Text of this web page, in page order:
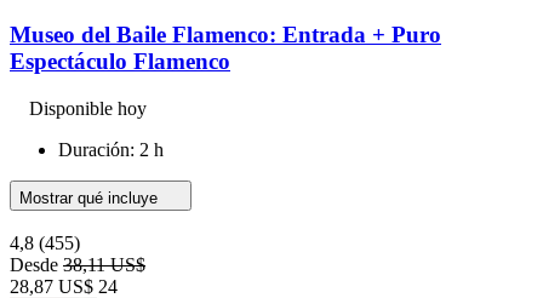
Museo del Baile Flamenco: Entrada + Puro
Espectáculo Flamenco
Disponible hoy
Duración: 2 h
Mostrar qué incluye
4,8 (455)
Desde 38,11 US$
28,87 US$ 24